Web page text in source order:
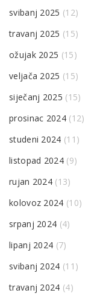
svibanj 2025 (12)
travanj 2025 (15)
ožujak 2025 (15)
veljača 2025 (15)
siječanj 2025 (15)
prosinac 2024(12)
studeni 2024 (11)
listopad 2024(9)
rujan 2024 (13)
kolovoz 2024 (10)
srpanj 2024 (4)
lipanj 2024 (7)
svibanj 2024 (11)
travanj 2024 (4)